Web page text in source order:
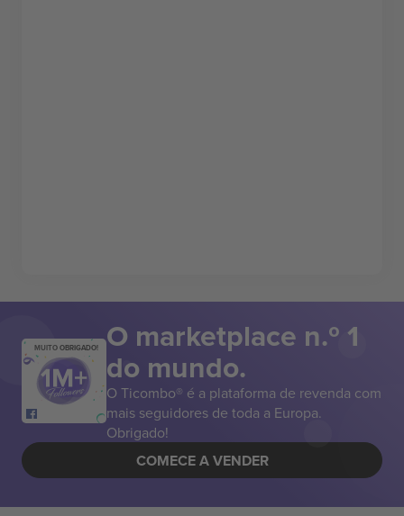
MUITO OBRIGADO! O marketplace n.º 1
do mundo.
O Ticombo® é a plataforma de revenda com
mais seguidores de toda a Europa.
Obrigado!
COMECE A VENDER